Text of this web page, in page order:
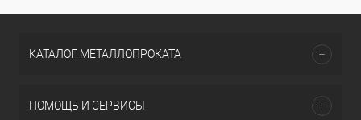
КАТАЛОГ МЕТАЛЛОПРОКАТА
ПОМОЩЬ И СЕРВИСЫ